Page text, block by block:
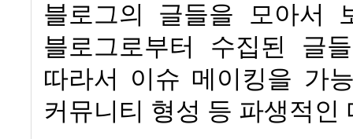
블로그의 글들을 모아서
블로그로부터 수집된 글
따라서 이슈 메이킹을 가
커뮤니티 형성 등 파생적인